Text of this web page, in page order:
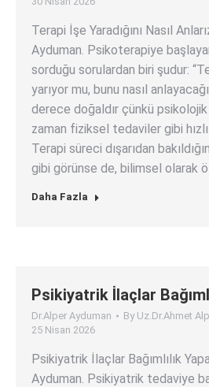
Terapi İşe Yaradığını Nasıl
Ayduman. Psikoterapiye
sorduğu sorulardan biri şudur:
yarıyor mu, bunu nasıl
derece doğaldır çünkü
zaman fiziksel tedaviler gibi
Terapi süreci dışarıdan
gibi görünse de, bilimsel olarak
Daha Fazla
Psikiyatrik İlaçlar
Dr.Alper Ayduman By Uz.Dr.Ahmet
25 Nisan 2026
Psikiyatrik İlaçlar Bağımlılık
Ayduman. Psikiyatrik tedaviye